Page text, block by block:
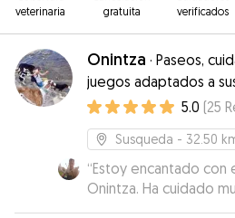
veterinaria
gratuita
verificados
Onintza · Paseos,
juegos adaptados a
necesidades
5.0 (25
Susqueda - 32.50
“Estoy encantado
Onintza. Ha cuidado
dado largos paseos y